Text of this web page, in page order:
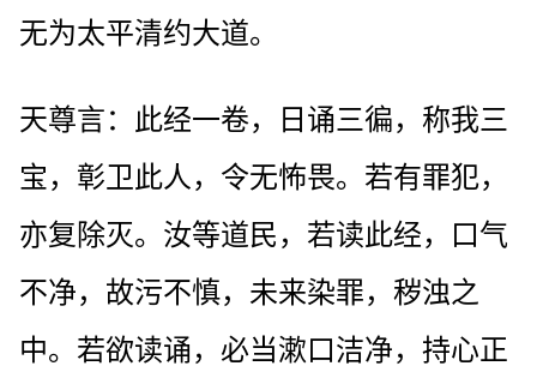
无为太平清约大道。
天尊言：此经一卷，日诵三徧，称我三
宝，彰卫此人，令无怖畏。若有罪犯，
亦复除灭。汝等道民，若读此经，口气
不净，故污不慎，未来染罪，秽浊之
中。若欲读诵，必当漱口洁净，持心正